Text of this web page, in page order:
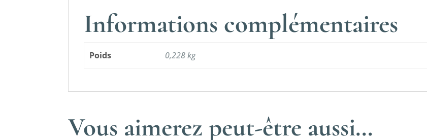
Informations complémentaires
Poids 0,228 kg
Vous aimerez peut-être aussi…